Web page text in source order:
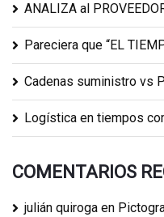
ANALIZA al
Pareciera que “EL
Cadenas suministro vs
Logística en tiempos
COMENTARIOS
julián quiroga en